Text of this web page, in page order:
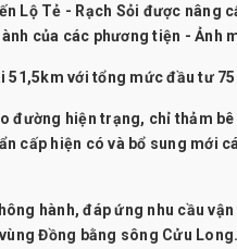
Lộ Tẻ - Rạch Sỏi được nâng
của các phương tiện - Ảnh
51,5km với tổng mức đầu tư
đường hiện trạng, chỉ thảm
cấp hiện có và bổ sung mới
hành, đáp ứng nhu cầu
Đồng bằng sông Cửu